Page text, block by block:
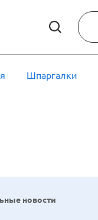
Шпаргалки
новости